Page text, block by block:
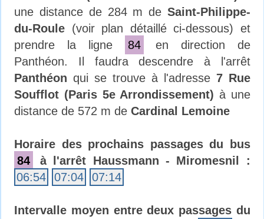
une distance de 284 m de Saint-Philippe-
du-Roule (voir plan détaillé ci-dessous) et
prendre la ligne
84
en direction de
Panthéon. Il faudra descendre à l'arrêt
Panthéon qui se trouve à l'adresse 7 Rue
Soufflot (Paris 5e Arrondissement) à une
distance de 572 m deCardinal Lemoine
Horaire des prochains passages du bus
84
à l'arrêt Haussmann - Miromesnil :
06:54
07:04 07:14
Intervalle moyen entre deux passages du